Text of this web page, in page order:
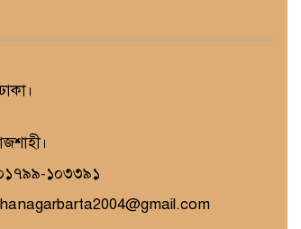
১০৩৩৯১